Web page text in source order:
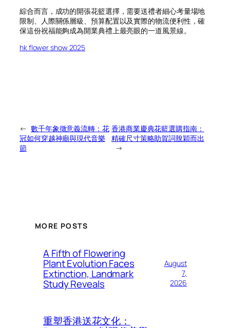
綜合而言，成功的開張花籃選擇，需要送禮者細心考量場地
限制、人際關係層級、預算配置以及實際的物流便利性，確
保這份祝福能夠成為開業典禮上最亮眼的一道風景線。
hk flower show 2025
← 數千年象徵意義流轉：花
冠如何穿越神廟與現代音樂
節
香港商業慶典花籃選購指南：
精確尺寸策略助賀詞脫穎而出
→
MORE POSTS
A Fifth of Flowering
Plant Evolution Faces
Extinction, Landmark
Study Reveals
August
7,
2026
重塑香港送花文化：